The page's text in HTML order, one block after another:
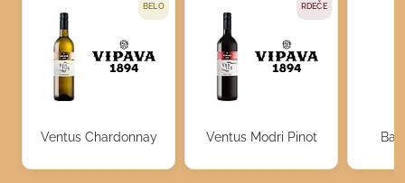
BELO
Ventus Chardonnay
RDEČE
Ventus Modri Pinot